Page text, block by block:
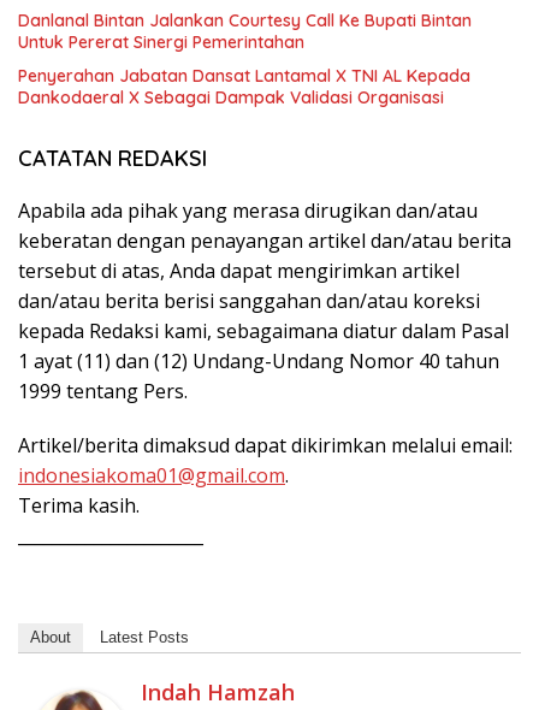
Danlanal Bintan Jalankan Courtesy Call Ke Bupati Bintan
Untuk Pererat Sinergi Pemerintahan
Penyerahan Jabatan Dansat Lantamal X TNI AL Kepada
Dankodaeral X Sebagai Dampak Validasi Organisasi
CATATAN REDAKSI
Apabila ada pihak yang merasa dirugikan dan/atau
keberatan dengan penayangan artikel dan/atau berita
tersebut di atas, Anda dapat mengirimkan artikel
dan/atau berita berisi sanggahan dan/atau koreksi
kepada Redaksi kami, sebagaimana diatur dalam Pasal
1 ayat (11) dan (12) Undang-Undang Nomor 40 tahun
1999 tentang Pers.
Artikel/berita dimaksud dapat dikirimkan melalui email:
indonesiakoma01@gmail.com.
Terima kasih.
About Latest Posts
Indah Hamzah